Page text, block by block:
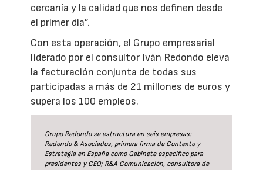
cercanía y la calidad que nos definen desde
el primer día”.
Con esta operación, el Grupo empresarial
liderado por el consultor Iván Redondo eleva
la facturación conjunta de todas sus
participadas a más de 21 millones de euros y
supera los 100 empleos.
Grupo Redondo se estructura en seis empresas:
Redondo & Asociados, primera firma de Contexto y
Estrategia en España como Gabinete específico para
presidentes y CEO; R&A Comunicación, consultora de